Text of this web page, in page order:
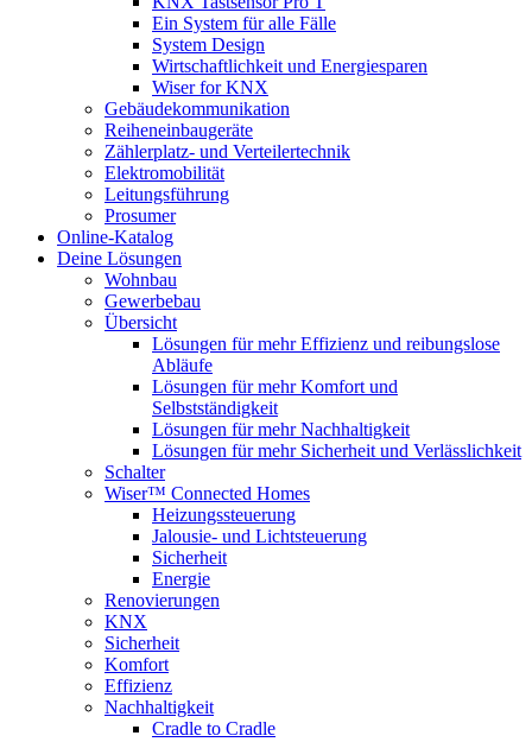
Ein System für alle Fälle
System Design
Wirtschaftlichkeit und Energiesparen
Wiser for KNX
Gebäudekommunikation
Reiheneinbaugeräte
Zählerplatz- und Verteilertechnik
Elektromobilität
Leitungsführung
Prosumer
Online-Katalog
Deine Lösungen
Wohnbau
Gewerbebau
Übersicht
Lösungen für mehr Effizienz und reibungslose
Abläufe
Lösungen für mehr Komfort und
Selbstständigkeit
Lösungen für mehr Nachhaltigkeit
Lösungen für mehr Sicherheit und Verlässlichkeit
Schalter
Wiser™ Connected Homes
Heizungssteuerung
Jalousie- und Lichtsteuerung
Sicherheit
Energie
Renovierungen
KNX
Sicherheit
Komfort
Effizienz
Nachhaltigkeit
Cradle to Cradle